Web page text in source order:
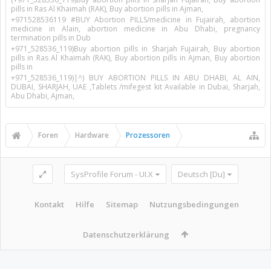
pills in Ras Al Khaimah (RAK), Buy abortion pills in Ajman,
+971528536119 #BUY Abortion PILLS/medicine in Fujairah, abortion
medicine in Alain, abortion medicine in Abu Dhabi, pregnancy
termination pills in Dub
+971_528536_119)Buy abortion pills in Sharjah Fujairah, Buy abortion
pills in Ras Al Khaimah (RAK), Buy abortion pills in Ajman, Buy abortion
pills in
+971_528536_119)|^) BUY ABORTION PILLS IN ABU DHABI, AL AIN,
DUBAI, SHARJAH, UAE ,Tablets /mifegest kit Available in Dubai, Sharjah,
Abu Dhabi, Ajman,
Foren Hardware Prozessoren
SysProfile Forum - UI.X Deutsch [Du]
Kontakt Hilfe Sitemap Nutzungsbedingungen
Datenschutzerklärung